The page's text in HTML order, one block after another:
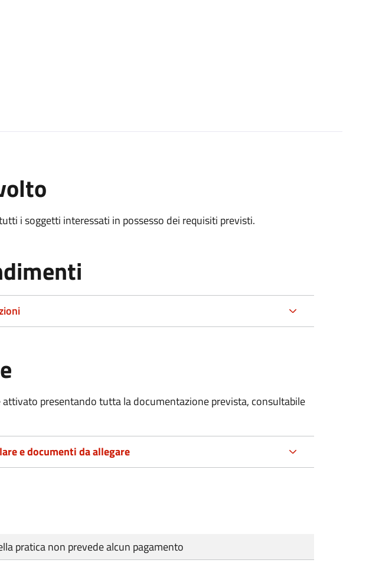
i soggetti interessati in possesso dei requisiti previsti.
attivato presentando tutta la documentazione prevista, consultabile
e documenti da allegare
pratica non prevede alcun pagamento